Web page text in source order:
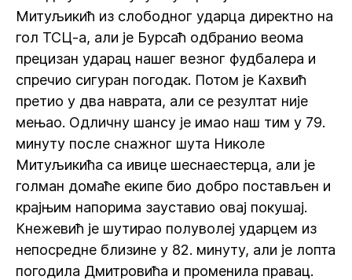
Митуљикић из слободног ударца директно на
гол ТСЦ-а, али је Бурсаћ одбранио веома
прецизан ударац нашег везног фудбалера и
спречио сигуран погодак. Потом је Кахвић
претио у два наврата, али се резултат није
мењао. Одличну шансу је имао наш тим у 79.
минуту после снажног шута Николе
Митуљикића са ивице шеснаестерца, али је
голман домаће екипе био добро постављен и
крајњим напорима зауставио овај покушај.
Кнежевић је шутирао полуволеј ударцем из
непосредне близине у 82. минуту, али је лопта
погодила Дмитровића и променила правац.